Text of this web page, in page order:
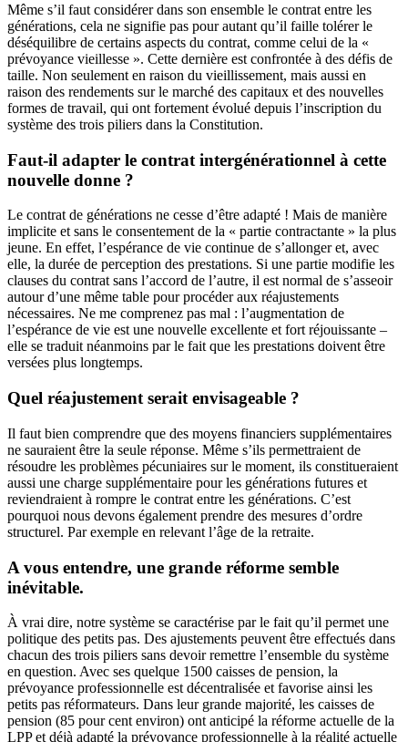
Même s’il faut considérer dans son ensemble le contrat entre les
générations, cela ne signifie pas pour autant qu’il faille tolérer le
déséquilibre de certains aspects du contrat, comme celui de la «
prévoyance vieillesse ». Cette dernière est confrontée à des défis de
taille. Non seulement en raison du vieillissement, mais aussi en
raison des rendements sur le marché des capitaux et des nouvelles
formes de travail, qui ont fortement évolué depuis l’inscription du
système des trois piliers dans la Constitution.
Faut-il adapter le contrat intergénérationnel à cette
nouvelle donne ?
Le contrat de générations ne cesse d’être adapté ! Mais de manière
implicite et sans le consentement de la « partie contractante » la plus
jeune. En effet, l’espérance de vie continue de s’allonger et, avec
elle, la durée de perception des prestations. Si une partie modifie les
clauses du contrat sans l’accord de l’autre, il est normal de s’asseoir
autour d’une même table pour procéder aux réajustements
nécessaires. Ne me comprenez pas mal : l’augmentation de
l’espérance de vie est une nouvelle excellente et fort réjouissante –
elle se traduit néanmoins par le fait que les prestations doivent être
versées plus longtemps.
Quel réajustement serait envisageable ?
Il faut bien comprendre que des moyens financiers supplémentaires
ne sauraient être la seule réponse. Même s’ils permettraient de
résoudre les problèmes pécuniaires sur le moment, ils constitueraient
aussi une charge supplémentaire pour les générations futures et
reviendraient à rompre le contrat entre les générations. C’est
pourquoi nous devons également prendre des mesures d’ordre
structurel. Par exemple en relevant l’âge de la retraite.
A vous entendre, une grande réforme semble
inévitable.
À vrai dire, notre système se caractérise par le fait qu’il permet une
politique des petits pas. Des ajustements peuvent être effectués dans
chacun des trois piliers sans devoir remettre l’ensemble du système
en question. Avec ses quelque 1500 caisses de pension, la
prévoyance professionnelle est décentralisée et favorise ainsi les
petits pas réformateurs. Dans leur grande majorité, les caisses de
pension (85 pour cent environ) ont anticipé la réforme actuelle de la
LPP et déjà adapté la prévoyance professionnelle à la réalité actuelle